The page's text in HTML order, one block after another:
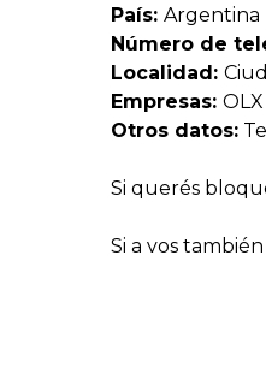
País:Argentina
Número de
Localidad:
Empresas:
Otros datos:
Si querés
Si a vos